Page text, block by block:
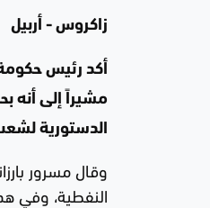
زاكروس - أربيل
مشيراً إلى أنه
الدستورية
وقال مسرور
النفطية، وفي